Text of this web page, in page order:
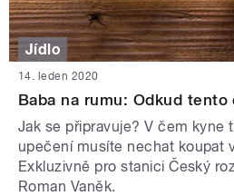
Jídlo
14. leden 2020
Baba na rumu: Odkud
Jak se připravuje? V čem kyne
upečení musíte nechat koupat
Exkluzivně pro stanici Český
Roman Vaněk.